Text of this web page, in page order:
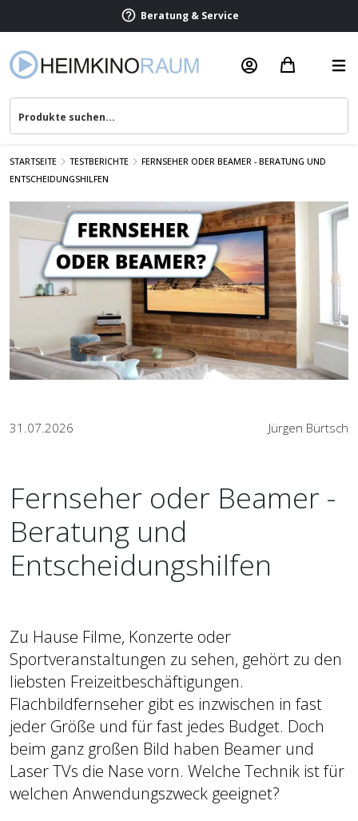
Termin vereinbaren
STARTSEITE TESTBERICHTE
FERNSEHER ODER BEAMER - BERATUNG UND
ENTSCHEIDUNGSHILFEN
31.07.2026 Jürgen Bürtsch
Fernseher oder Beamer -
Beratung und
Entscheidungshilfen
Zu Hause Filme, Konzerte oder
Sportveranstaltungen zu sehen, gehört zu den
liebsten Freizeitbeschäftigungen.
Flachbildfernseher gibt es inzwischen in fast
jeder Größe und für fast jedes Budget. Doch
beim ganz großen Bild haben Beamer und
Laser TVs die Nase vorn. Welche Technik ist für
welchen Anwendungszweck geeignet?